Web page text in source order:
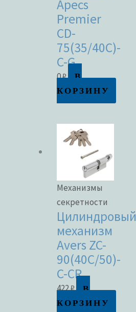
Apecs
Premier
CD-
75(35/40C)-
C-G
0₽
В
КОРЗИНУ
Механизмы
секретности
Цилиндровый
механизм
Avers ZC-
90(40C/50)-
C-CR
422₽
В
КОРЗИНУ